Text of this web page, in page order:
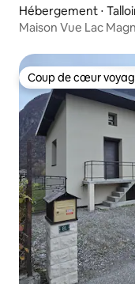
Hébergement ⋅
Maison Vue Lac
Coup de cœur
Coup de cœur